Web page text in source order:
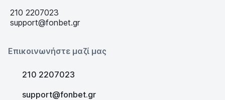
210 2207023
support@fonbet.gr
Επικοινωνήστε μαζί μας
210 2207023
support@fonbet.gr